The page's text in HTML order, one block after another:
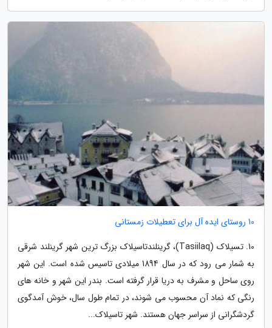
10 روستای ایده آل برای تعطیلات زمستانی
10. تسیلاک (Tasiilaq)، گرینلندتاسیلاک بزرگ ترین شهر گرینلند شرقی
به شمار می رود که در سال 1894 میلادی تاسیس شده است. این شهر
روی ساحل و مشرف به دریا قرار گرفته است. بندر این شهر و خانه های
رنگی که نماد آن محسوب می شوند، در تمام طول سال، خوش آمدگوی
گردشگرانی از سراسر جهان هستند. شهر تاسیلاک...